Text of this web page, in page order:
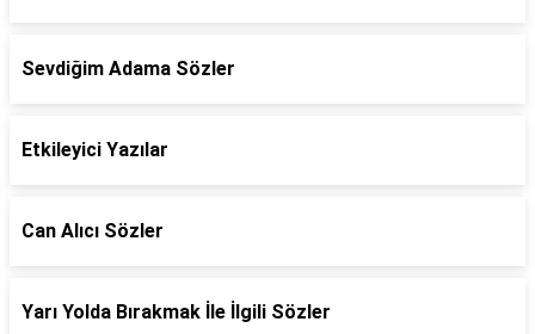
Sevdiğim Adama Sözler
Etkileyici Yazılar
Can Alıcı Sözler
Yarı Yolda Bırakmak İle İlgili Sözler